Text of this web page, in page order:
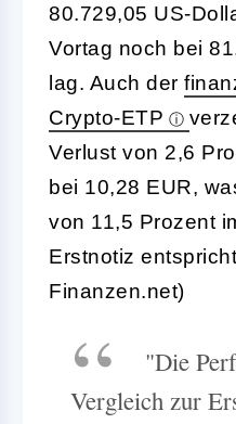
80.729,05 US-
Vortag noch bei
lag. Auch der
Crypto-ETP
Verlust von 2,6
bei 10,28 EUR,
von 11,5 Prozent
Erstnotiz
Finanzen.net)
"Die
Vergleich zur